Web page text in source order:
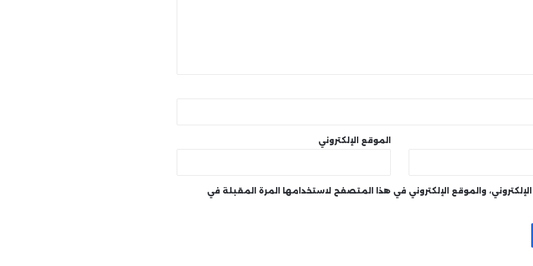
الموقع الإلكتروني
والموقع الإلكتروني في هذا المتصفح لاستخدامها المرة المقبلة في